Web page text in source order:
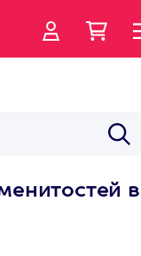
в